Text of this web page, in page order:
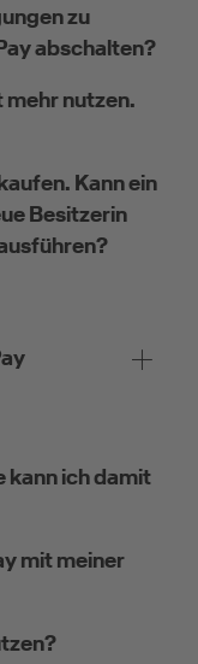
zu
abschalten?
nutzen.
Kann ein
Besitzerin
kann ich damit
mit meiner